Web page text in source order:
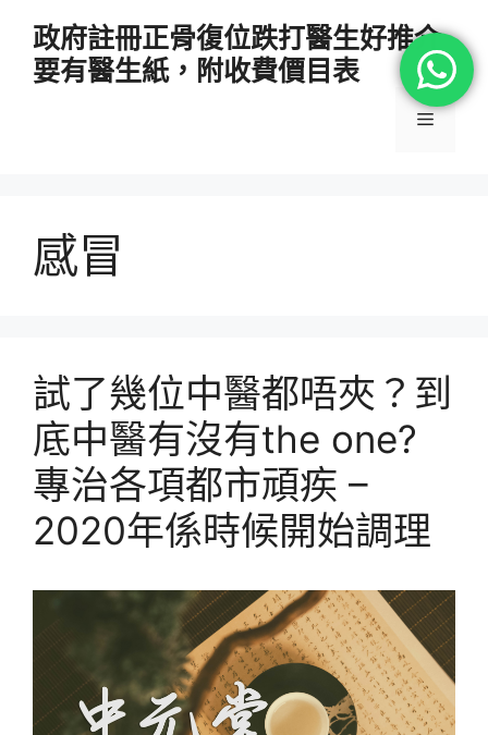
政府註冊正骨復位跌打醫生好推介
要有醫生紙，附收費價目表
選
感冒
試了幾位中醫都唔夾？到
底中醫有沒有the one?
專治各項都市頑疾 –
2020年係時候開始調理